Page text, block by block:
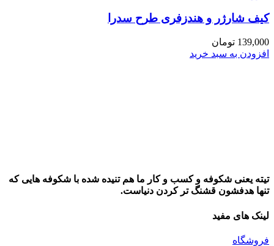
کیف شارژر و هندزفری طرح سدرا
139,000 تومان
افزودن به سبد خرید
تیته یعنی شکوفه و کسب و کار ما هم تنیده شده با شکوفه هایی که
تنها هدفشون قشنگ تر کردن دنیاست.
لینک های مفید
فروشگاه